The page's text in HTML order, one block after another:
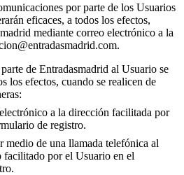
por parte de los Usuarios
eficaces, a todos los efectos,
mediante correo electrónico a la
de Entradasmadrid al Usuario se
los efectos, cuando se realicen de
a la dirección facilitada por
de registro.
medio de una llamada telefónica al
facilitado por el Usuario en el